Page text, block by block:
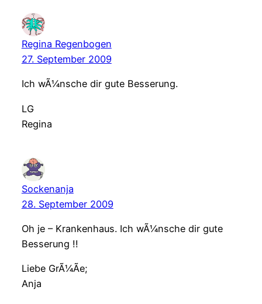
Regina Regenbogen
27. September 2009
Ich wÃ¼nsche dir gute Besserung.
LG
Regina
Sockenanja
28. September 2009
Oh je – Krankenhaus. Ich wÃ¼nsche dir gute
Besserung !!
Liebe GrÃ¼Ãe;
Anja